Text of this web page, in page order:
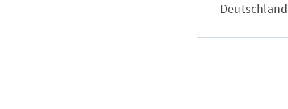
Deutschland